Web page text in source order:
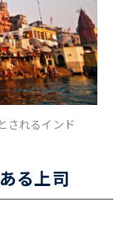
されるインド
る上司